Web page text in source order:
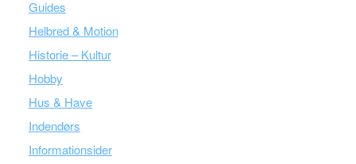
Guides
Helbred & Motion
Historie – Kultur
Hobby
Hus & Have
Indendørs
Informationsider